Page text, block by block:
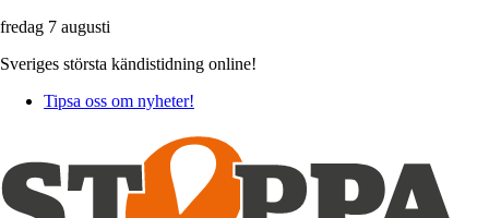
fredag 7 augusti
Sveriges största kändistidning online!
Tipsa oss om nyheter!